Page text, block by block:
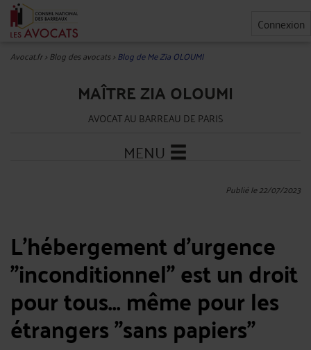
Connexion
Avocat.fr>Blog des avocats>Blog de Me Zia OLOUMI
MAÎTRE ZIA OLOUMI
AVOCAT AU BARREAU DE PARIS
MENU
Publié le 22/07/2023
L'hébergement d'urgence
"inconditionnel" est un droit
pour tous... même pour les
étrangers "sans papiers"